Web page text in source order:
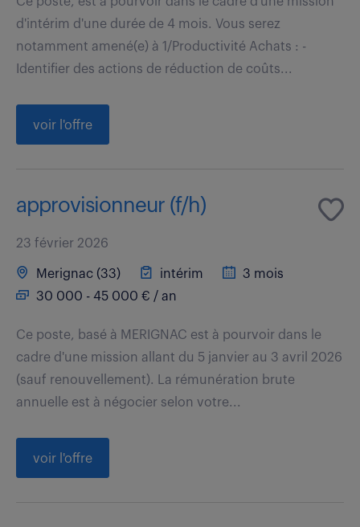
d'intérim d'une durée de 4 mois. Vous serez
notamment amené(e) à 1/Productivité Achats : -
Identifier des actions de réduction de coûts...
voir l'offre
approvisionneur (f/h)
23 février 2026
Merignac (33) intérim
3 mois
30 000 - 45 000 € / an
Ce poste, basé à MERIGNAC est à pourvoir dans le
cadre d'une mission allant du 5 janvier au 3 avril 2026
(sauf renouvellement). La rémunération brute
annuelle est à négocier selon votre...
voir l'offre